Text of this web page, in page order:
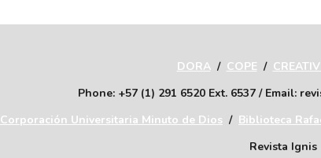
DORA/ COPE /
Phone: +57 (1) 291 6520 Ext. 6537 / Email:
Corporación Universitaria Minuto de Dios / Biblioteca
Revista Ignis